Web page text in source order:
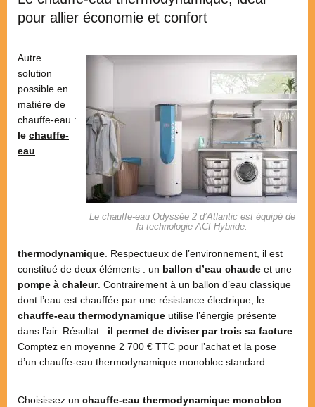
pour allier économie et confort
Le chauffe-eau Odyssée 2 d’Atlantic est équipé de
la technologie ACI Hybride.
Autre
solution
possible en
matière de
chauffe-eau :
le chauffe-
eau
thermodynamique. Respectueux de l’environnement, il est
constitué de deux éléments : un ballon d’eau chaude et une
pompe à chaleur. Contrairement à un ballon d’eau classique
dont l’eau est chauffée par une résistance électrique, le
chauffe-eau thermodynamique utilise l’énergie présente
dans l’air. Résultat : il permet de diviser par trois sa facture.
Comptez en moyenne 2 700 € TTC pour l’achat et la pose
d’un chauffe-eau thermodynamique monobloc standard.
Choisissez un chauffe-eau thermodynamique monobloc